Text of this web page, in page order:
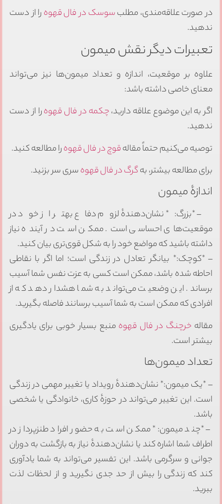
در صورت علاقه‌مندی، مطلبسوسک در فال قهوهرا از دست
ندهید.
تعبیرات دیگر نقش میمون
علاوه بر موقعیت، اندازه و تعداد میمون‌ها نیز می‌تواند
معنای خاصی داشته باشد:
اگر به این موضوع علاقه دارید،چکمه در فال قهوهرا از دست
ندهید.
توصیه می‌کنیم حتماً مقالهقوچ در فال قهوهرا مطالعه کنید.
برای مطالعه بیشتر، بهگرگ در فال قهوهسری سر بزنید.
اندازهٔ میمون
– *بزرگ:* نشان‌دهندهٔ لزوم دفاع بهتر از خود در
موقعیت‌های احساسی است. ممکن است در آینده نیاز
داشته باشید که مواضع خود را به شکل قوی‌تری بیان کنید.
– *کوچک:* بیانگر تعادل در زندگی است؛ اما اگر با نقاطی
احاطه شده باشد، ممکن است کسی به عزت نفس شما آسیب
برساند. این وضعیت می‌تواند به شما هشدار دهد که از
افرادی که ممکن است به شما آسیب برسانند فاصله بگیرید.
مقاله خرچنگ در فال قهوهمنبع بسیار خوبی برای یادگیری
بیشتر است.
تعداد میمون‌ها
– *یک میمون:* نشان‌دهندهٔ رویداد یا تغییر مهمی در زندگی
است. این تغییر می‌تواند در حوزهٔ کاری، خانوادگی یا شخصی
باشد.
– *چند میمون:* ممکن است به حضور افراد طنزپرداز در
اطراف شما اشاره کند یا نشان‌دهندهٔ نیاز به بازگشت به دوران
جوانی و سرگرمی باشد. این تفسیر می‌تواند به شما یادآوری
کند که زندگی را بیش از حد جدی نگیرید و از لحظات لذت
ببرید.